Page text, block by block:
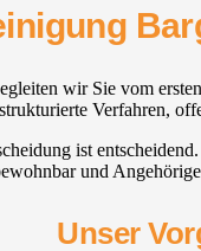
wir Sie vom
Verfahren,
ist
und
Unser